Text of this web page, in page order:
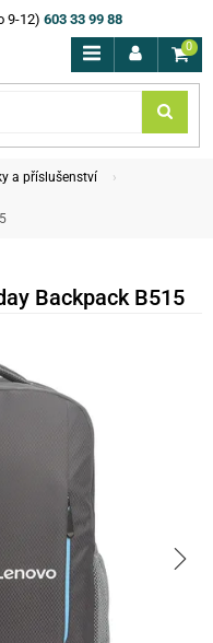
9-12) 603 33 99 88
0
a příslušenství
Backpack B515